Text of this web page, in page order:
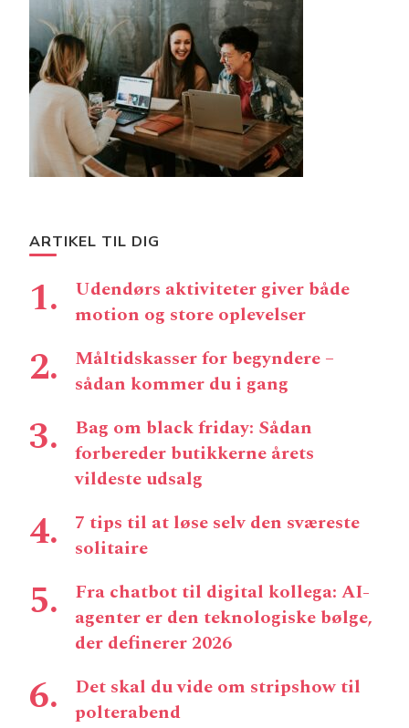
ARTIKEL TIL DIG
Udendørs aktiviteter giver både
motion og store oplevelser
Måltidskasser for begyndere –
sådan kommer du i gang
Bag om black friday: Sådan
forbereder butikkerne årets
vildeste udsalg
7 tips til at løse selv den sværeste
solitaire
Fra chatbot til digital kollega: AI-
agenter er den teknologiske bølge,
der definerer 2026
Det skal du vide om stripshow til
polterabend